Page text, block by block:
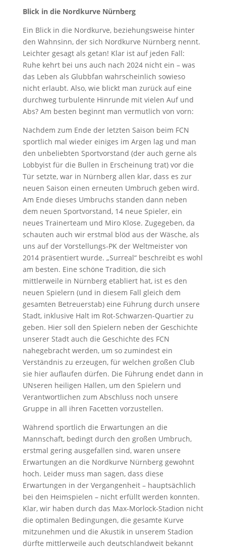
Blick in die Nordkurve Nürnberg
Ein Blick in die Nordkurve, beziehungsweise hinter
den Wahnsinn, der sich Nordkurve Nürnberg nennt.
Leichter gesagt als getan! Klar ist auf jeden Fall:
Ruhe kehrt bei uns auch nach 2024 nicht ein – was
das Leben als Glubbfan wahrscheinlich sowieso
nicht erlaubt. Also, wie blickt man zurück auf eine
durchweg turbulente Hinrunde mit vielen Auf und
Abs? Am besten beginnt man vermutlich von vorn:
Nachdem zum Ende der letzten Saison beim FCN
sportlich mal wieder einiges im Argen lag und man
den unbeliebten Sportvorstand (der auch gerne als
Lobbyist für die Bullen in Erscheinung trat) vor die
Tür setzte, war in Nürnberg allen klar, dass es zur
neuen Saison einen erneuten Umbruch geben wird.
Am Ende dieses Umbruchs standen dann neben
dem neuen Sportvorstand, 14 neue Spieler, ein
neues Trainerteam und Miro Klose. Zugegeben, da
schauten auch wir erstmal blöd aus der Wäsche, als
uns auf der Vorstellungs-PK der Weltmeister von
2014 präsentiert wurde. „Surreal“ beschreibt es wohl
am besten. Eine schöne Tradition, die sich
mittlerweile in Nürnberg etabliert hat, ist es den
neuen Spielern (und in diesem Fall gleich dem
gesamten Betreuerstab) eine Führung durch unsere
Stadt, inklusive Halt im Rot-Schwarzen-Quartier zu
geben. Hier soll den Spielern neben der Geschichte
unserer Stadt auch die Geschichte des FCN
nahegebracht werden, um so zumindest ein
Verständnis zu erzeugen, für welchen großen Club
sie hier auflaufen dürfen. Die Führung endet dann in
UNseren heiligen Hallen, um den Spielern und
Verantwortlichen zum Abschluss noch unsere
Gruppe in all ihren Facetten vorzustellen.
Während sportlich die Erwartungen an die
Mannschaft, bedingt durch den großen Umbruch,
erstmal gering ausgefallen sind, waren unsere
Erwartungen an die Nordkurve Nürnberg gewohnt
hoch. Leider muss man sagen, dass diese
Erwartungen in der Vergangenheit – hauptsächlich
bei den Heimspielen – nicht erfüllt werden konnten.
Klar, wir haben durch das Max-Morlock-Stadion nicht
die optimalen Bedingungen, die gesamte Kurve
mitzunehmen und die Akustik in unserem Stadion
dürfte mittlerweile auch deutschlandweit bekannt